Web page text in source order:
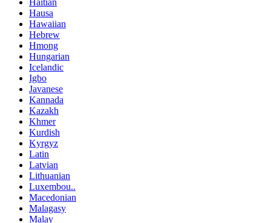
Haitian
Hausa
Hawaiian
Hebrew
Hmong
Hungarian
Icelandic
Igbo
Javanese
Kannada
Kazakh
Khmer
Kurdish
Kyrgyz
Latin
Latvian
Lithuanian
Luxembou..
Macedonian
Malagasy
Malay